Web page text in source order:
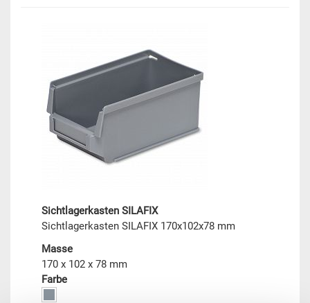
Sichtlagerkasten SILAFIX
Sichtlagerkasten SILAFIX 170x102x78 mm
Masse
170 x 102 x 78 mm
Farbe